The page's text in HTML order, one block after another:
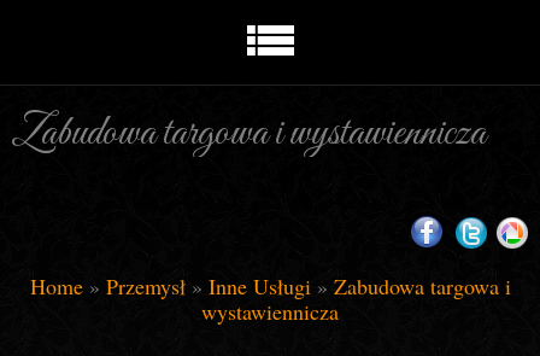
Zabudowa targowa i wystawiennicza
Home» Przemysł» Inne Usługi» Zabudowa targowa i
wystawiennicza